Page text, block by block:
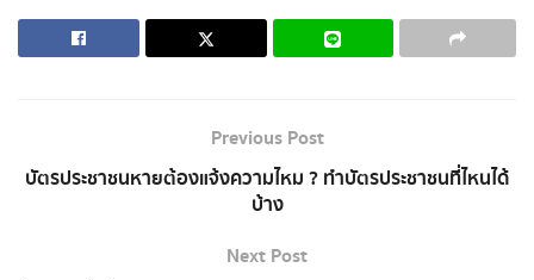
Previous Post
บัตรประชาชนหายต้องแจ้งความไหม ? ทําบัตรประชาชนที่ไหนได้
บ้าง
Next Post